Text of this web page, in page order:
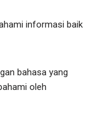
informasi baik
bahasa yang
oleh